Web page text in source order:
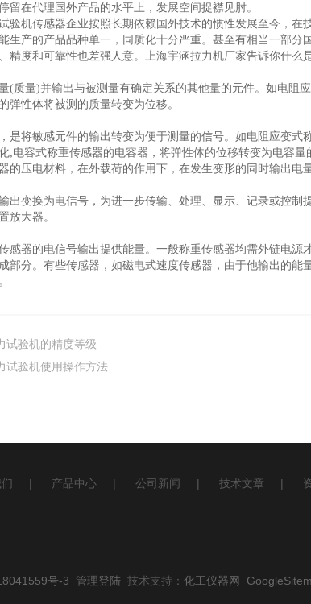
留在代理国外产品的水平上，发展空间捉襟见肘。
机传感器企业按照长期依赖国外技术的惯性发展至今，在
生产的产品品种单一，同质化十分严重。甚至有相当一部
精度和可靠性也差强人意。上海宇涵拉力机厂家告诉你什么
(质量)并输出与被测量有确定关系的其他量的元件。如电阻
弹性体将被测的质量转变为位移。
是将敏感元件的输出转变为便于测量的信号。如电阻应变
;电容式称重传感器的电容器，将弹性体的位移转变为电容
的压电材料，在外载荷的作用下，在发生变形的同时输出电量
出变换为电信号，为进一步传输、处理、显示、记录或控
放大器。
感器的电信号输出提供能量。一般称重传感器均需外链电
部分。有些传感器，如磁电式速度传感器，由于他输出的
试验机的精度等级
试验机使用操作方法
| 产品中心 | 公司新闻 | 技术文章 |
号-3 管理登陆 技术支持： 化工仪器网